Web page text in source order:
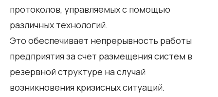
протоколов, управляемых с помощью
различных технологий.
Это обеспечивает непрерывность работы
предприятия за счет размещения систем в
резервной структуре на случай
возникновения кризисных ситуаций.